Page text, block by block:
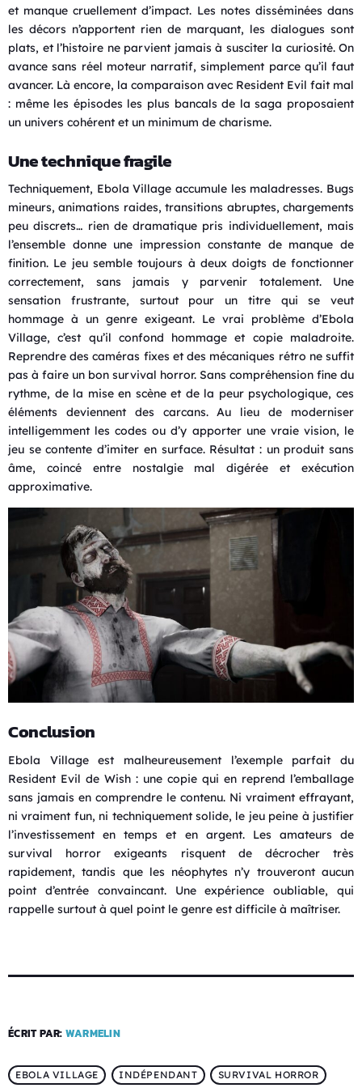
et manque cruellement d’impact. Les notes disséminées dans
les décors n’apportent rien de marquant, les dialogues sont
plats, et l’histoire ne parvient jamais à susciter la curiosité. On
avance sans réel moteur narratif, simplement parce qu’il faut
avancer. Là encore, la comparaison avec Resident Evil fait mal
: même les épisodes les plus bancals de la saga proposaient
un univers cohérent et un minimum de charisme.
Une technique fragile
Techniquement, Ebola Village accumule les maladresses. Bugs
mineurs, animations raides, transitions abruptes, chargements
peu discrets… rien de dramatique pris individuellement, mais
l’ensemble donne une impression constante de manque de
finition. Le jeu semble toujours à deux doigts de fonctionner
correctement, sans jamais y parvenir totalement. Une
sensation frustrante, surtout pour un titre qui se veut
hommage à un genre exigeant. Le vrai problème d’Ebola
Village, c’est qu’il confond hommage et copie maladroite.
Reprendre des caméras fixes et des mécaniques rétro ne suffit
pas à faire un bon survival horror. Sans compréhension fine du
rythme, de la mise en scène et de la peur psychologique, ces
éléments deviennent des carcans. Au lieu de moderniser
intelligemment les codes ou d’y apporter une vraie vision, le
jeu se contente d’imiter en surface. Résultat : un produit sans
âme, coincé entre nostalgie mal digérée et exécution
approximative.
Conclusion
Ebola Village est malheureusement l’exemple parfait du
Resident Evil de Wish : une copie qui en reprend l’emballage
sans jamais en comprendre le contenu. Ni vraiment effrayant,
ni vraiment fun, ni techniquement solide, le jeu peine à justifier
l’investissement en temps et en argent. Les amateurs de
survival horror exigeants risquent de décrocher très
rapidement, tandis que les néophytes n’y trouveront aucun
point d’entrée convaincant. Une expérience oubliable, qui
rappelle surtout à quel point le genre est difficile à maîtriser.
ÉCRIT PAR: WARMELIN
EBOLA VILLAGE INDÉPENDANT
SURVIVAL HORROR